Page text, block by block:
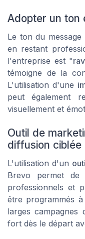
Adopter un ton
Le ton du
en restant
l'entreprise est "
témoigne de la
L'utilisation d'une
peut également
visuellement et
Outil de
diffusion ciblée
L'utilisation d'un
Brevo permet de
professionnels et
être programmés
larges campagnes
fort dès le départ